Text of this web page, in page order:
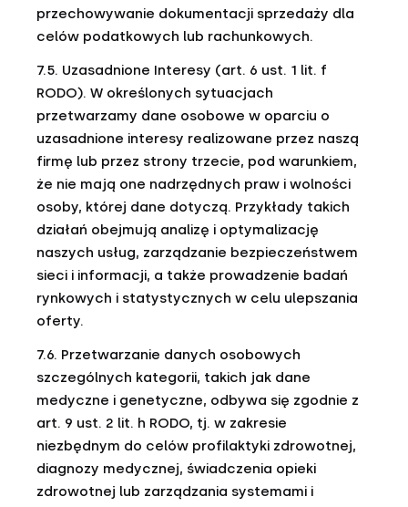
przechowywanie dokumentacji sprzedaży dla
celów podatkowych lub rachunkowych.
7.5. Uzasadnione Interesy (art. 6 ust. 1 lit. f
RODO). W określonych sytuacjach
przetwarzamy dane osobowe w oparciu o
uzasadnione interesy realizowane przez naszą
firmę lub przez strony trzecie, pod warunkiem,
że nie mają one nadrzędnych praw i wolności
osoby, której dane dotyczą. Przykłady takich
działań obejmują analizę i optymalizację
naszych usług, zarządzanie bezpieczeństwem
sieci i informacji, a także prowadzenie badań
rynkowych i statystycznych w celu ulepszania
oferty.
7.6. Przetwarzanie danych osobowych
szczególnych kategorii, takich jak dane
medyczne i genetyczne, odbywa się zgodnie z
art. 9 ust. 2 lit. h RODO, tj. w zakresie
niezbędnym do celów profilaktyki zdrowotnej,
diagnozy medycznej, świadczenia opieki
zdrowotnej lub zarządzania systemami i